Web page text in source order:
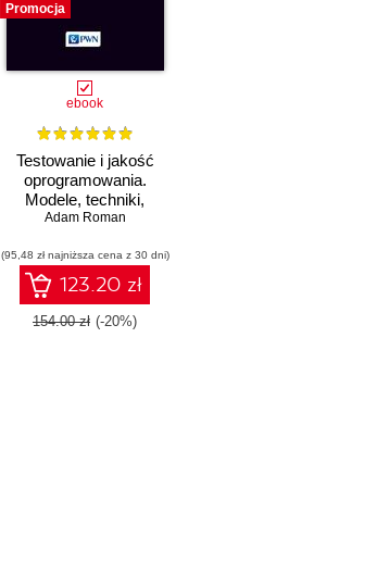
Promocja
ebook
Testowanie i jakość
oprogramowania.
Modele, techniki,
narzędzia
Adam Roman
(95,48 zł najniższa cena z 30 dni)
123.20 zł
154.00 zł (-20%)